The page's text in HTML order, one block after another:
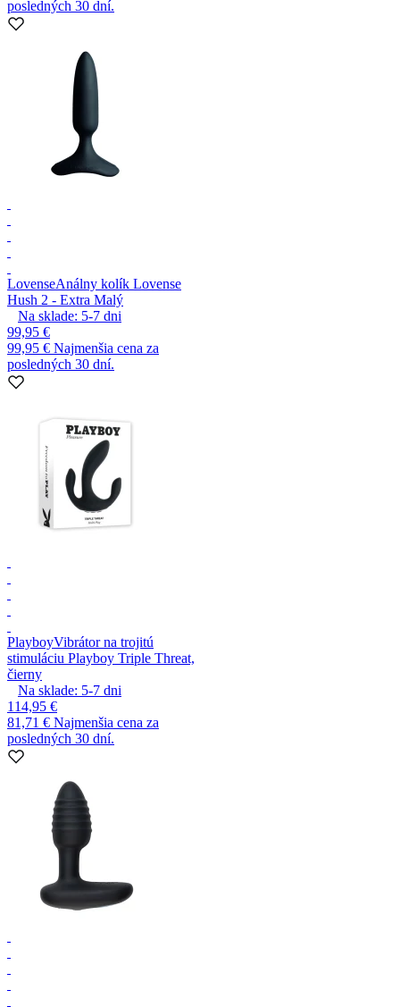
posledných 30 dní.
LovenseAnálny kolík Lovense
Hush 2 - Extra Malý
Na sklade: 5-7 dni
99,95 €
99,95 € Najmenšia cena za
posledných 30 dní.
PlayboyVibrátor na trojitú
stimuláciu Playboy Triple Threat,
čierny
Na sklade: 5-7 dni
114,95 €
81,71 € Najmenšia cena za
posledných 30 dní.